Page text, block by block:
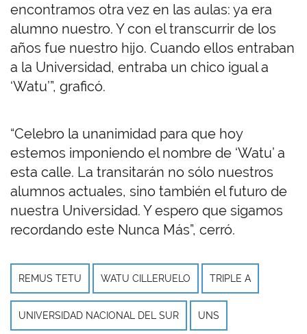
encontramos otra vez en las aulas: ya era
alumno nuestro. Y con el transcurrir de los
años fue nuestro hijo. Cuando ellos entraban
a la Universidad, entraba un chico igual a
‘Watu’”, graficó.
“Celebro la unanimidad para que hoy
estemos imponiendo el nombre de ‘Watu’ a
esta calle. La transitarán no sólo nuestros
alumnos actuales, sino también el futuro de
nuestra Universidad. Y espero que sigamos
recordando este Nunca Más”, cerró.
REMUS TETU WATU CILLERUELO TRIPLE A
UNIVERSIDAD NACIONAL DEL SUR UNS